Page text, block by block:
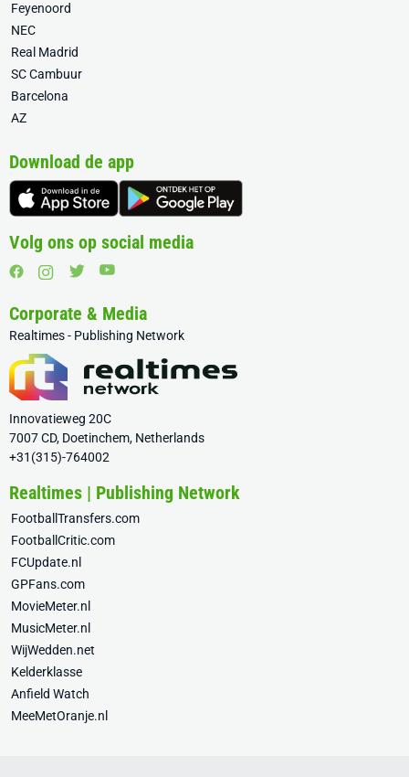
Feyenoord
NEC
Real Madrid
SC Cambuur
Barcelona
AZ
Download de app
Volg ons op social media
Corporate & Media
Realtimes - Publishing Network
Innovatieweg 20C
7007 CD, Doetinchem, Netherlands
+31(315)-764002
Realtimes | Publishing Network
FootballTransfers.com
FootballCritic.com
FCUpdate.nl
GPFans.com
MovieMeter.nl
MusicMeter.nl
WijWedden.net
Kelderklasse
Anfield Watch
MeeMetOranje.nl